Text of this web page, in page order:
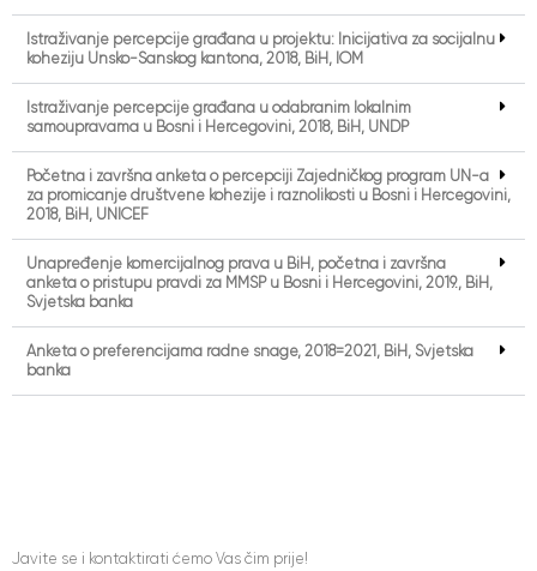
Istraživanje percepcije građana u projektu: Inicijativa za socijalnu
koheziju Unsko-Sanskog kantona, 2018, BiH, IOM
Istraživanje percepcije građana u odabranim lokalnim
samoupravama u Bosni i Hercegovini, 2018, BiH, UNDP
Početna i završna anketa o percepciji Zajedničkog program UN-a
za promicanje društvene kohezije i raznolikosti u Bosni i Hercegovini,
2018, BiH, UNICEF
Unapređenje komercijalnog prava u BiH, početna i završna
anketa o pristupu pravdi za MMSP u Bosni i Hercegovini, 2019., BiH,
Svjetska banka
Anketa o preferencijama radne snage, 2018=2021, BiH, Svjetska
banka
Javite se i kontaktirati ćemo Vas čim prije!